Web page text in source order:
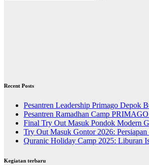
Recent Posts
Pesantren Leadership Primago Depok
Pesantren Ramadhan Camp
Final Try Out Masuk Pondok Modern
Try Out Masuk Gontor 2026:
Quranic Holiday Camp 2025: Liburan
Kegiatan terbaru